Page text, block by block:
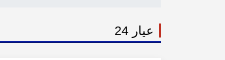
عيار 24